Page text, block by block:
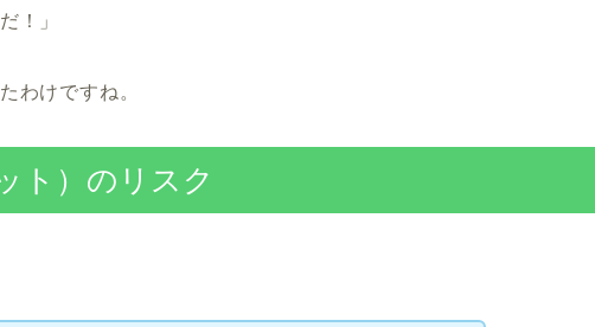
！」
わけですね。
ト）のリスク